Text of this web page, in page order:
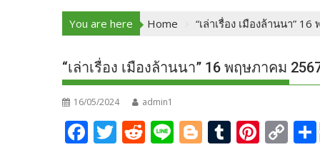
You are here Home “เล่าเรื่อง เมืองล้านนา”
“เล่าเรื่อง เมืองล้านนา” 16 พฤษภาคม
16/05/2024 admin1
F T R Li Bl T Pi C